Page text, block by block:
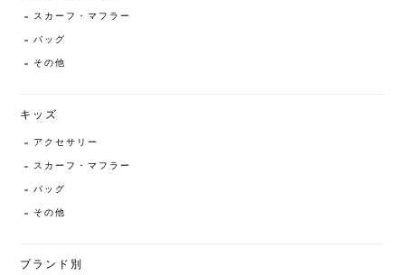
スカーフ・マフラー
バッグ
その他
キッズ
アクセサリー
スカーフ・マフラー
バッグ
その他
ブランド別